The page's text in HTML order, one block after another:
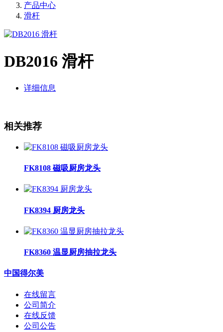
产品中心
滑杆
DB2016 滑杆
详细信息
相关推荐
FK8108 磁吸厨房龙头
FK8394 厨房龙头
FK8360 温显厨房抽拉龙头
中国得尔美
在线留言
公司简介
在线反馈
公司公告